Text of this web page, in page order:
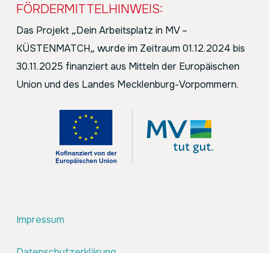
FÖRDERMITTELHINWEIS:
Das Projekt „Dein Arbeitsplatz in MV –
KÜSTENMATCH„ wurde im Zeitraum 01.12.2024 bis
30.11.2025 finanziert aus Mitteln der Europäischen
Union und des Landes Mecklenburg-Vorpommern.
Impressum